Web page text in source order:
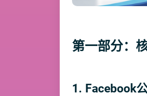
第一部分：
1. Facebook